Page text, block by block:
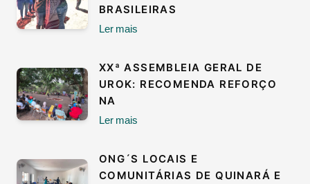
BRASILEIRAS
Ler mais
XXª ASSEMBLEIA GERAL DE
UROK: RECOMENDA REFORÇO
NA
Ler mais
ONG´S LOCAIS E
COMUNITÁRIAS DE QUINARÁ E